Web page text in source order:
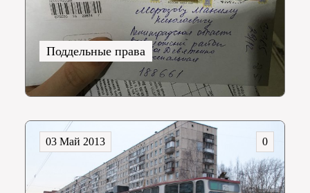
Поддельные права
0
03 Май 2013